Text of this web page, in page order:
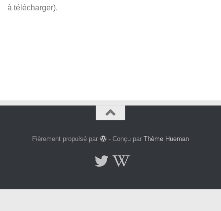
à télécharger).
Fièrement propulsé par - Conçu par Thème Hueman